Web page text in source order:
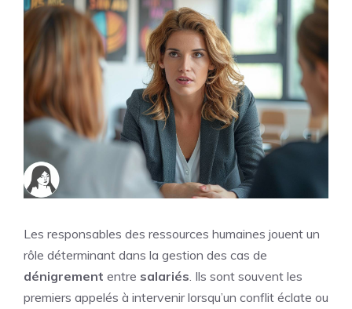
Les responsables des ressources humaines jouent un
rôle déterminant dans la gestion des cas de
dénigrement entre salariés . Ils sont souvent les
premiers appelés à intervenir lorsqu’un conflit éclate ou